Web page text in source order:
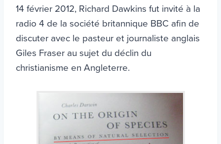
14 février 2012, Richard Dawkins fut invité à la
radio 4 de la société britannique BBC afin de
discuter avec le pasteur et journaliste anglais
Giles Fraser au sujet du déclin du
christianisme en Angleterre.